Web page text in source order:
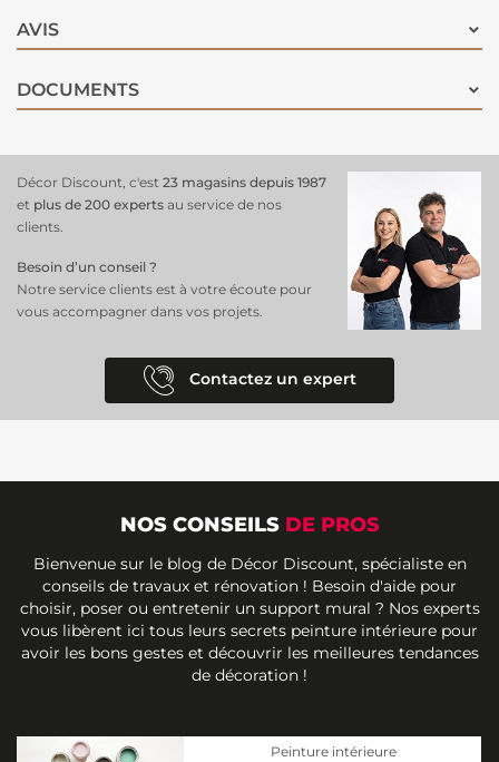
AVIS
DOCUMENTS
Décor Discount, c'est 23 magasins depuis 1987
et plus de 200 experts au service de nos
clients.
Besoin d’un conseil ?
Notre service clients est à votre écoute pour
vous accompagner dans vos projets.
Contactez un expert
NOS CONSEILS DE PROS
Bienvenue sur le blog de Décor Discount, spécialiste en
conseils de travaux et rénovation ! Besoin d'aide pour
choisir, poser ou entretenir un support mural ? Nos experts
vous libèrent ici tous leurs secrets peinture intérieure pour
avoir les bons gestes et découvrir les meilleures tendances
de décoration !
Peinture intérieure